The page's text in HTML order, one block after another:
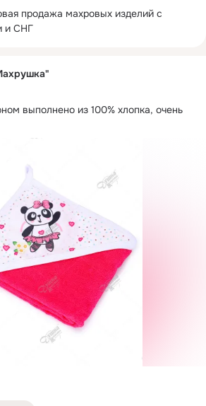
выполнено из 100% хлопка, очень
продажа махровых изделий с
и СНГ